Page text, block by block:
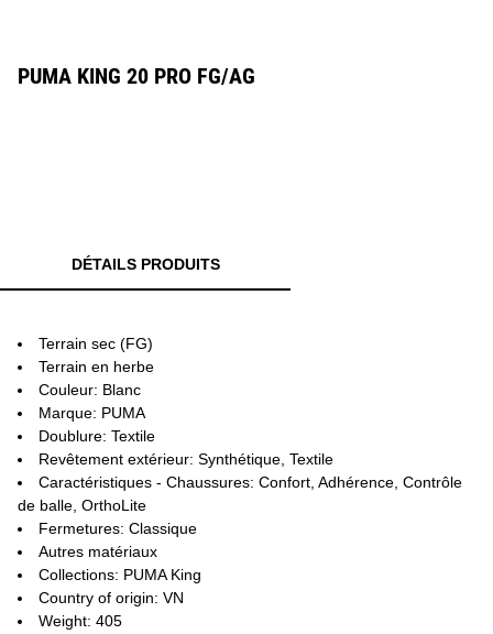
PUMA KING 20 PRO FG/AG
DÉTAILS PRODUITS
Terrain sec (FG)
Terrain en herbe
Couleur: Blanc
Marque: PUMA
Doublure: Textile
Revêtement extérieur: Synthétique, Textile
Caractéristiques - Chaussures: Confort, Adhérence, Contrôle
de balle, OrthoLite
Fermetures: Classique
Autres matériaux
Collections: PUMA King
Country of origin: VN
Weight: 405